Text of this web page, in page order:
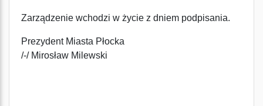
Zarządzenie wchodzi w życie z dniem podpisania.
Prezydent Miasta Płocka
/-/ Mirosław Milewski